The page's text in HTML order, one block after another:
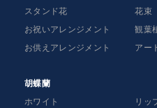
スタンド花
お祝いアレンジメント
お供えアレンジメント
花束
観葉
アー
胡蝶蘭
ホワイト
リッ